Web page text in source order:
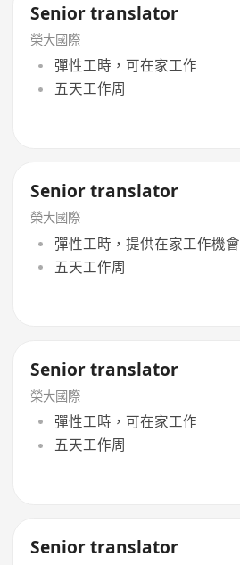
Senior translator
榮大國際
彈性工時，可在家工作
五天工作周
Senior translator
榮大國際
彈性工時，提供在家工作機會
五天工作周
Senior translator
榮大國際
彈性工時，可在家工作
五天工作周
Senior translator